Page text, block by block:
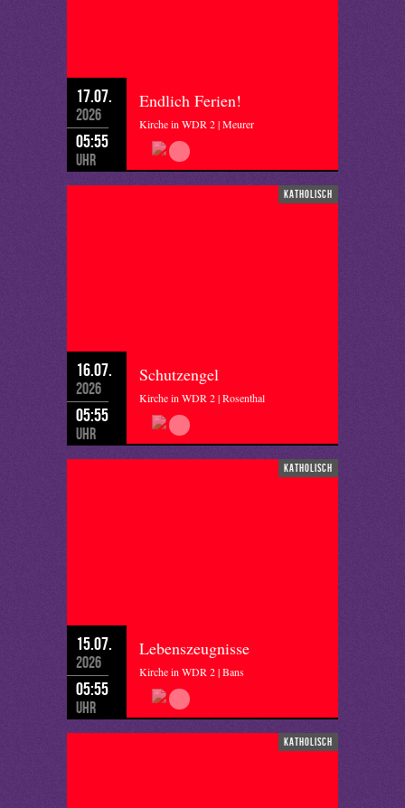
17.07.
2026
05:55
Uhr
Endlich Ferien!
Kirche in WDR 2 | Meurer
katholisch
16.07.
2026
05:55
Uhr
Schutzengel
Kirche in WDR 2 | Rosenthal
katholisch
15.07.
2026
05:55
Uhr
Lebenszeugnisse
Kirche in WDR 2 | Bans
katholisch